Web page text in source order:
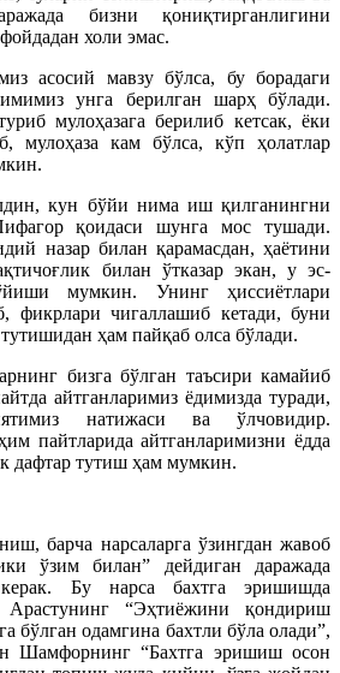
бизни қониқтирганлигини
холи эмас.
асосий мавзу бўлса, бу борадаги
унга берилган шарҳ бўлади.
мулоҳазага берилиб кетсак, ёки
мулоҳаза кам бўлса, кўп ҳолатлар
кун бўйи нима иш қилганингни
қоидаси шунга мос тушади.
назар билан қарамасдан, ҳаётини
билан ўтказар экан, у эс-
мумкин. Унинг ҳиссиётлари
фикрлари чигаллашиб кетади, буни
ҳам пайқаб олса бўлади.
бизга бўлган таъсири камайиб
айтганларимиз ёдимизда туради,
натижаси ва ўлчовидир.
пайтларида айтганларимизни ёдда
дафтар тутиш ҳам мумкин.
барча нарсаларга ўзингдан жавоб
ўзим билан” дейдиган даражада
Бу нарса бахтга эришишда
Арастунинг “Эҳтиёжини қондириш
бўлган одамгина бахтли бўла олади”,
Шамфорнинг “Бахтга эришиш осон